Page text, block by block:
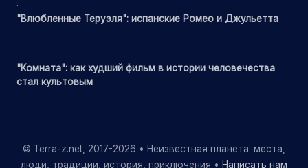
"Влюбленные Теруэля": испанские Ромео и Джульетта
"Комната": как худший фильм в истории человечества
стал культовым
© Terra-z.net, 2017-2026 • Неизвестная планета: места,
люди, традиции, история, приключения • Написать нам